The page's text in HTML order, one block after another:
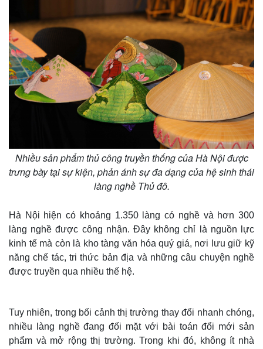
Cuộc sống đó đây
Hồ sơ
Multimedia
Ảnh
E-Magazine
Infographic
Nhiều sản phẩm thủ công truyền thống của Hà Nội được
trưng bày tại sự kiện, phản ánh sự đa dạng của hệ sinh thái
làng nghề Thủ đô.
Hà Nội hiện có khoảng 1.350 làng có nghề và hơn 300
làng nghề được công nhận. Đây không chỉ là nguồn lực
kinh tế mà còn là kho tàng văn hóa quý giá, nơi lưu giữ kỹ
năng chế tác, tri thức bản địa và những câu chuyện nghề
được truyền qua nhiều thế hệ.
Tuy nhiên, trong bối cảnh thị trường thay đổi nhanh chóng,
nhiều làng nghề đang đối mặt với bài toán đổi mới sản
phẩm và mở rộng thị trường. Trong khi đó, không ít nhà